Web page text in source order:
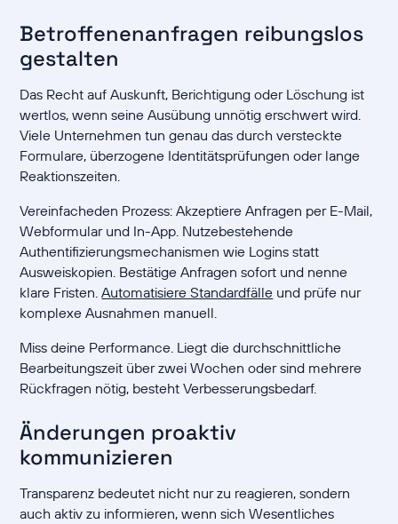
Betroffenenanfragen reibungslos
gestalten
Das Recht auf Auskunft, Berichtigung oder Löschung ist
wertlos, wenn seine Ausübung unnötig erschwert wird.
Viele Unternehmen tun genau das durch versteckte
Formulare, überzogene Identitätsprüfungen oder lange
Reaktionszeiten.
Vereinfacheden Prozess: Akzeptiere Anfragen per E-Mail,
Webformular und In-App. Nutzebestehende
Authentifizierungsmechanismen wie Logins statt
Ausweiskopien. Bestätige Anfragen sofort und nenne
klare Fristen.Automatisiere Standardfälle und prüfe nur
komplexe Ausnahmen manuell.
Miss deine Performance. Liegt die durchschnittliche
Bearbeitungszeit über zwei Wochen oder sind mehrere
Rückfragen nötig, besteht Verbesserungsbedarf.
Änderungen proaktiv
kommunizieren
Transparenz bedeutet nicht nur zu reagieren, sondern
auch aktiv zu informieren, wenn sich Wesentliches